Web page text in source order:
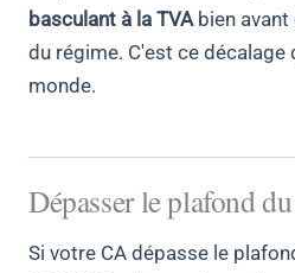
basculant à la TVAbien avant
du régime. C'est ce décalage
monde.
Dépasser le plafond
Si votre CA dépasse le